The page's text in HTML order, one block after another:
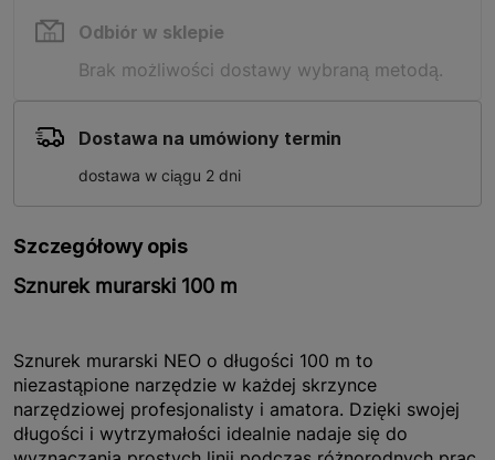
Odbiór w sklepie
Brak możliwości dostawy wybraną metodą.
Dostawa na umówiony termin
dostawa w ciągu 2 dni
Szczegółowy opis
Sznurek murarski 100 m
Sznurek murarski NEO o długości 100 m to
niezastąpione narzędzie w każdej skrzynce
narzędziowej profesjonalisty i amatora. Dzięki swojej
długości i wytrzymałości idealnie nadaje się do